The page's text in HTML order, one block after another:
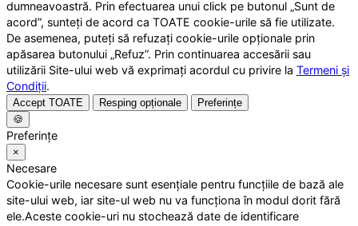
dumneavoastră. Prin efectuarea unui click pe butonul „Sunt de
acord”, sunteți de acord ca TOATE cookie-urile să fie utilizate.
De asemenea, puteți să refuzați cookie-urile opționale prin
apăsarea butonului „Refuz”. Prin continuarea accesării sau
utilizării Site-ului web vă exprimați acordul cu privire la Termeni și
Condiții.
Accept TOATE Resping opționale
Preferințe
🍪
Preferințe
×
Necesare
Cookie-urile necesare sunt esențiale pentru funcțiile de bază ale
site-ului web, iar site-ul web nu va funcționa în modul dorit fără
ele.Aceste cookie-uri nu stochează date de identificare